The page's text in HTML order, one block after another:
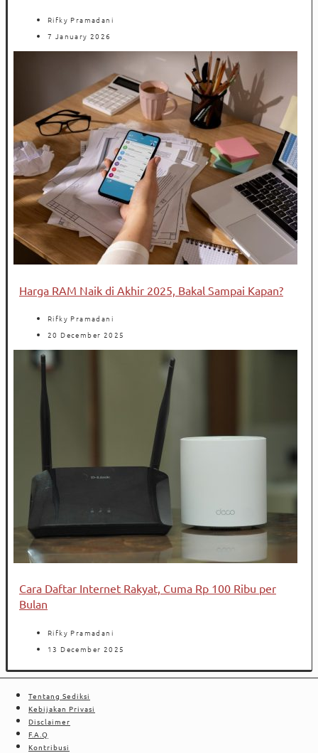
Rifky Pramadani
7 January 2026
Harga RAM Naik di Akhir 2025, Bakal Sampai Kapan?
Rifky Pramadani
20 December 2025
Cara Daftar Internet Rakyat, Cuma Rp 100 Ribu per
Bulan
Rifky Pramadani
13 December 2025
Tentang Sediksi
Kebijakan Privasi
Disclaimer
F.A.Q
Kontribusi